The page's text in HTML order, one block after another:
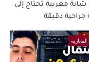
شابة مغربية تحتاج إلى
جراحية دقيقة
المغاربة